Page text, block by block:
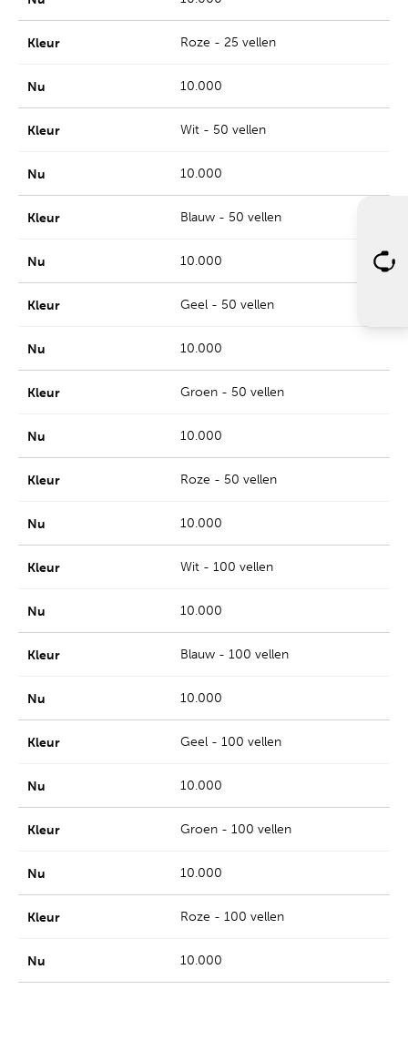
Roze - 25 vellen
10.000
Wit - 50 vellen
10.000
Blauw - 50 vellen
10.000
Geel - 50 vellen
10.000
Groen - 50 vellen
10.000
Roze - 50 vellen
10.000
Wit - 100 vellen
10.000
Blauw - 100 vellen
10.000
Geel - 100 vellen
10.000
Groen - 100 vellen
10.000
Roze - 100 vellen
10.000